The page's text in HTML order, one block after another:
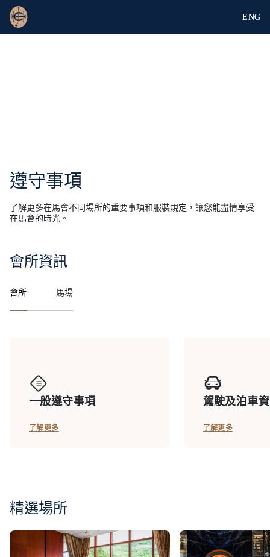
ENG
遵守事項
了解更多在馬會不同場所的重要事項和服裝規定，讓您能盡情享受
在馬會的時光。
會所資訊
會所 馬場
一般遵守事項
了解更多
駕駛及泊車
了解更多
精選場所